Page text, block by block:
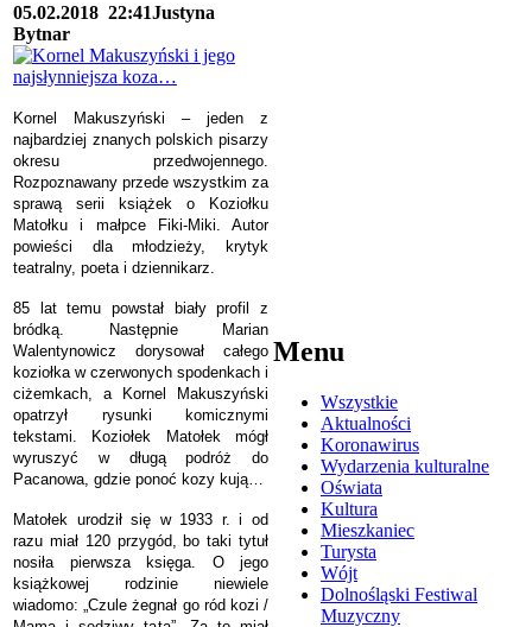
05.02.2018 22:41Justyna
Bytnar
Kornel Makuszyński – jeden z
najbardziej znanych polskich pisarzy
okresu przedwojennego.
Rozpoznawany przede wszystkim za
sprawą serii książek o Koziołku
Matołku i małpce Fiki-Miki. Autor
powieści dla młodzieży, krytyk
teatralny, poeta i dziennikarz.
85 lat temu powstał biały profil z
bródką. Następnie Marian
Walentynowicz dorysował całego
koziołka w czerwonych spodenkach i
ciżemkach, a Kornel Makuszyński
opatrzył rysunki komicznymi
tekstami. Koziołek Matołek mógł
wyruszyć w długą podróż do
Pacanowa, gdzie ponoć kozy kują…
Matołek urodził się w 1933 r. i od
razu miał 120 przygód, bo taki tytuł
nosiła pierwsza księga. O jego
książkowej rodzinie niewiele
wiadomo: „Czule żegnał go ród kozi /
Menu
Wszystkie
Aktualności
Koronawirus
Wydarzenia kulturalne
Oświata
Kultura
Mieszkaniec
Turysta
Wójt
Dolnośląski Festiwal
Muzyczny